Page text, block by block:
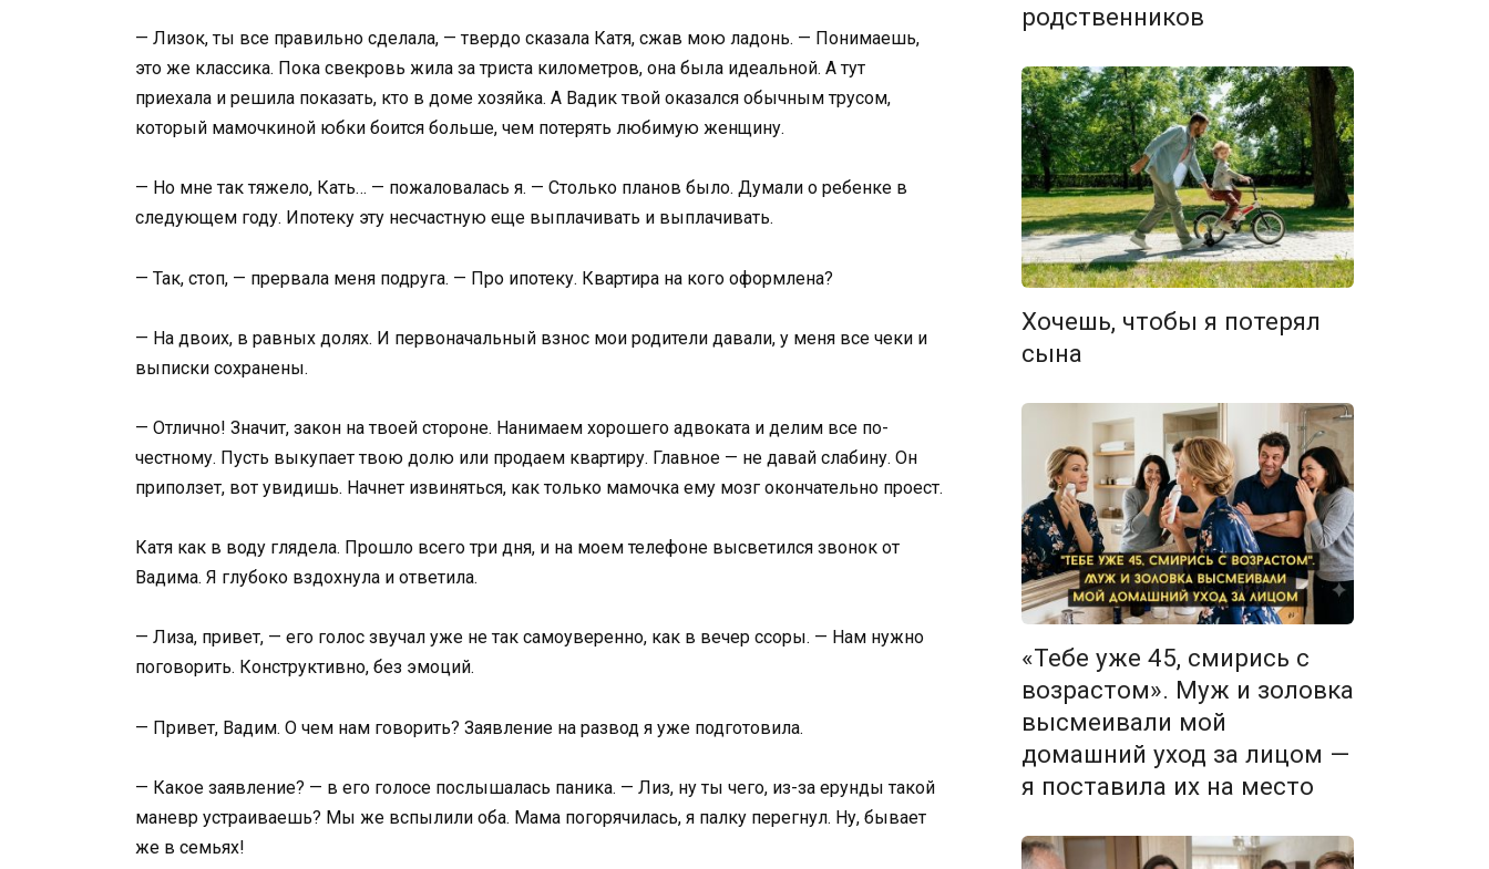
— Лизок, ты все правильно сделала, — твердо сказала Катя, сжав мою ладонь. — Понимаешь,
это же классика. Пока свекровь жила за триста километров, она была идеальной. А тут
приехала и решила показать, кто в доме хозяйка. А Вадик твой оказался обычным трусом,
который мамочкиной юбки боится больше, чем потерять любимую женщину.
— Но мне так тяжело, Кать… — пожаловалась я. — Столько планов было. Думали о ребенке в
следующем году. Ипотеку эту несчастную еще выплачивать и выплачивать.
— Так, стоп, — прервала меня подруга. — Про ипотеку. Квартира на кого оформлена?
— На двоих, в равных долях. И первоначальный взнос мои родители давали, у меня все чеки и
выписки сохранены.
— Отлично! Значит, закон на твоей стороне. Нанимаем хорошего адвоката и делим все по-
честному. Пусть выкупает твою долю или продаем квартиру. Главное — не давай слабину. Он
приползет, вот увидишь. Начнет извиняться, как только мамочка ему мозг окончательно проест.
Катя как в воду глядела. Прошло всего три дня, и на моем телефоне высветился звонок от
Вадима. Я глубоко вздохнула и ответила.
— Лиза, привет, — его голос звучал уже не так самоуверенно, как в вечер ссоры. — Нам нужно
поговорить. Конструктивно, без эмоций.
— Привет, Вадим. О чем нам говорить? Заявление на развод я уже подготовила.
— Какое заявление? — в его голосе послышалась паника. — Лиз, ну ты чего, из-за ерунды такой
маневр устраиваешь? Мы же вспылили оба. Мама погорячилась, я палку перегнул. Ну, бывает
же в семьях!
родственников
Хочешь, чтобы я потерял
сына
«Тебе уже 45, смирись с
возрастом». Муж и золовка
высмеивали мой
домашний уход за лицом —
я поставила их на место